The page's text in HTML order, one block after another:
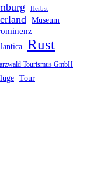
Herbst
Museum
Rust
Tourismus GmbH
Tour